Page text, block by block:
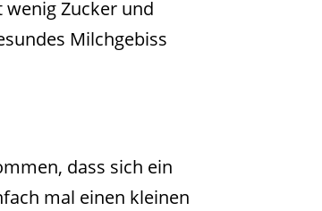
wenig Zucker und
Milchgebiss
dass sich ein
mal einen kleinen